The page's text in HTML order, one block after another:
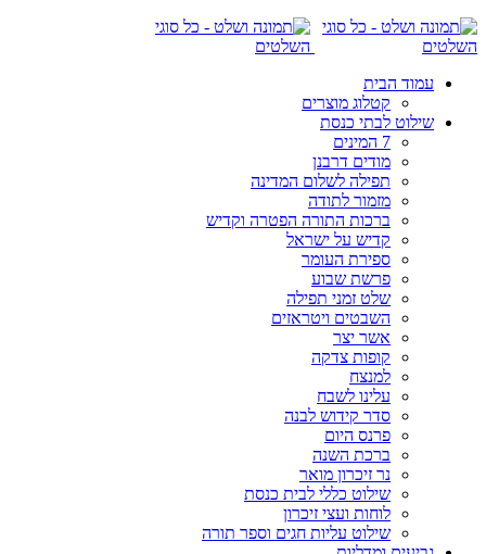
עמוד הבית
קטלוג מוצרים
שילוט לבתי כנסת
7 המינים
מודים דרבנן
תפילה לשלום המדינה
מזמור לתודה
ברכות התורה הפטרה וקדיש
קדיש על ישראל
ספירת העומר
פרשת שבוע
שלט זמני תפילה
השבטים ויטראזים
אשר יצר
קופות צדקה
למנצח
עלינו לשבח
סדר קידוש לבנה
פרנס היום
ברכת השנה
נר זיכרון מואר
שילוט כללי לבית כנסת
לוחות ועצי זיכרון
שילוט עליות חגים וספר תורה